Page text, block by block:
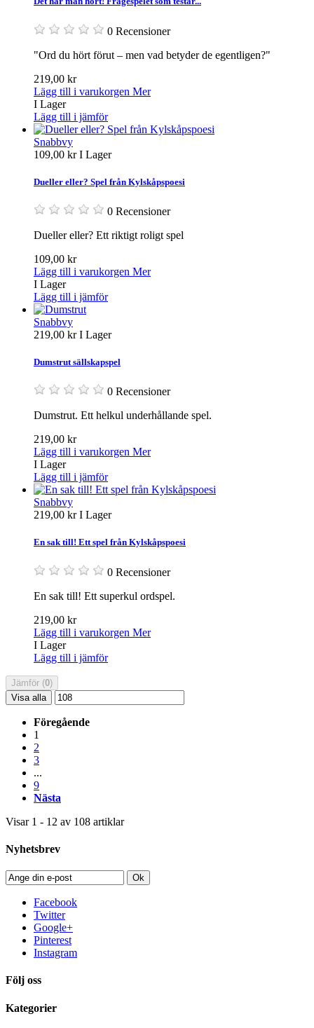
0 Recensioner
"Ord du hört förut – men vad betyder de egentligen?"
219,00 kr
Lägg till i varukorgen Mer
I Lager
Lägg till i jämför
Snabbvy
109,00 krI Lager
Dueller eller? Spel från Kylskåpspoesi
0 Recensioner
Dueller eller? Ett riktigt roligt spel
109,00 kr
Lägg till i varukorgen Mer
I Lager
Lägg till i jämför
Snabbvy
219,00 krI Lager
Dumstrut sällskapspel
0 Recensioner
Dumstrut. Ett helkul underhållande spel.
219,00 kr
Lägg till i varukorgen Mer
I Lager
Lägg till i jämför
Snabbvy
219,00 krI Lager
En sak till! Ett spel från Kylskåpspoesi
0 Recensioner
En sak till! Ett superkul ordspel.
219,00 kr
Lägg till i varukorgen Mer
I Lager
Lägg till i jämför
Jämför (0)
Visa alla
Föregående
1
2
3
...
9
Nästa
Visar 1 - 12 av 108 artiklar
Nyhetsbrev
Ok
Facebook
Twitter
Google+
Pinterest
Instagram
Följ oss
Kategorier